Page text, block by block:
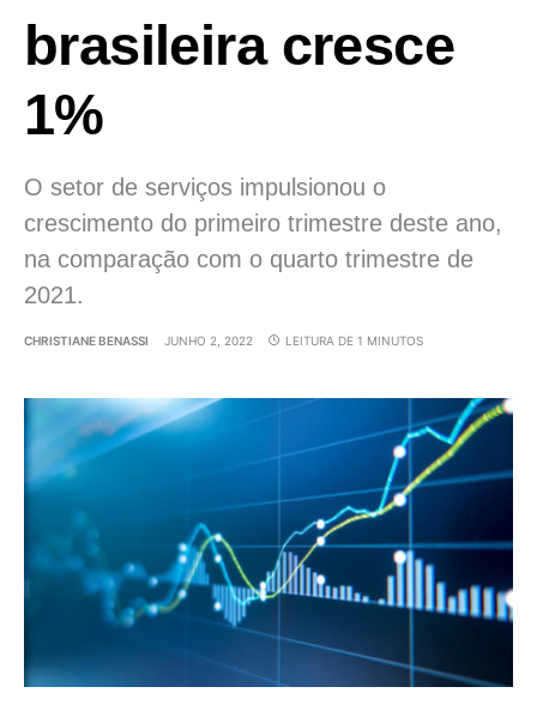
brasileira cresce
1%
O setor de serviços impulsionou o
crescimento do primeiro trimestre deste ano,
na comparação com o quarto trimestre de
2021.
CHRISTIANE BENASSI JUNHO 2, 2022 LEITURA DE 1 MINUTOS